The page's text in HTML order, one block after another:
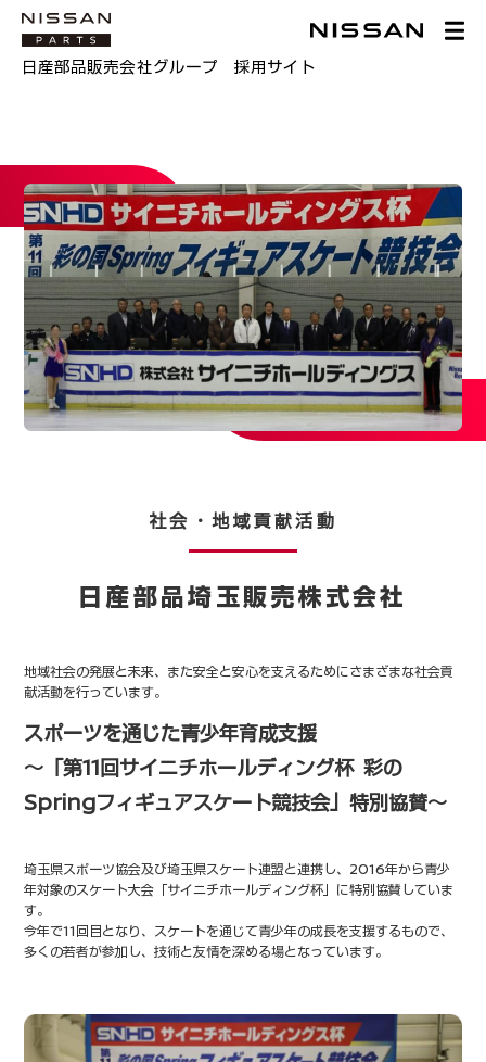
日産部品販売会社グループ 採用サイト
社会・地域貢献活動
日産部品埼玉販売株式会社
地域社会の発展と未来、また安全と安心を支えるためにさまざまな社会貢
献活動を行っています。
スポーツを通じた青少年育成支援
～「第11回サイニチホールディング杯 彩の
Springフィギュアスケート競技会」特別協賛～
埼玉県スポーツ協会及び埼玉県スケート連盟と連携し、2016年から青少
年対象のスケート大会「サイニチホールディング杯」に特別協賛していま
す。
今年で11回目となり、スケートを通じて青少年の成長を支援するもので、
多くの若者が参加し、技術と友情を深める場となっています。